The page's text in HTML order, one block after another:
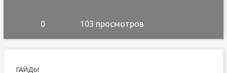
0 103 просмотров
ГАЙДЫ